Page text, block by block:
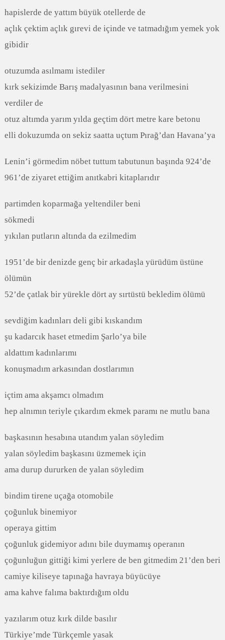
hapislerde de yattım büyük otellerde de
açlık çektim açlık gırevi de içinde ve tatmadığım yemek yok
gibidir
otuzumda asılmamı istediler
kırk sekizimde Barış madalyasının bana verilmesini
verdiler de
otuz altımda yarım yılda geçtim dört metre kare betonu
elli dokuzumda on sekiz saatta uçtum Pırağ’dan Havana’ya
Lenin’i görmedim nöbet tuttum tabutunun başında 924’de
961’de ziyaret ettiğim anıtkabri kitaplarıdır
partimden koparmağa yeltendiler beni
sökmedi
yıkılan putların altında da ezilmedim
1951’de bir denizde genç bir arkadaşla yürüdüm üstüne
ölümün
52’de çatlak bir yürekle dört ay sırtüstü bekledim ölümü
sevdiğim kadınları deli gibi kıskandım
şu kadarcık haset etmedim Şarlo’ya bile
aldattım kadınlarımı
konuşmadım arkasından dostlarımın
içtim ama akşamcı olmadım
hep alnımın teriyle çıkardım ekmek paramı ne mutlu bana
başkasının hesabına utandım yalan söyledim
yalan söyledim başkasını üzmemek için
ama durup dururken de yalan söyledim
bindim tirene uçağa otomobile
çoğunluk binemiyor
operaya gittim
çoğunluk gidemiyor adını bile duymamış operanın
çoğunluğun gittiği kimi yerlere de ben gitmedim 21’den beri
camiye kiliseye tapınağa havraya büyücüye
ama kahve falıma baktırdığım oldu
yazılarım otuz kırk dilde basılır
Türkiye’mde Türkçemle yasak